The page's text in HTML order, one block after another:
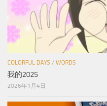
COLORFUL DAYS / WORDS
我的2025
2026年1月4日